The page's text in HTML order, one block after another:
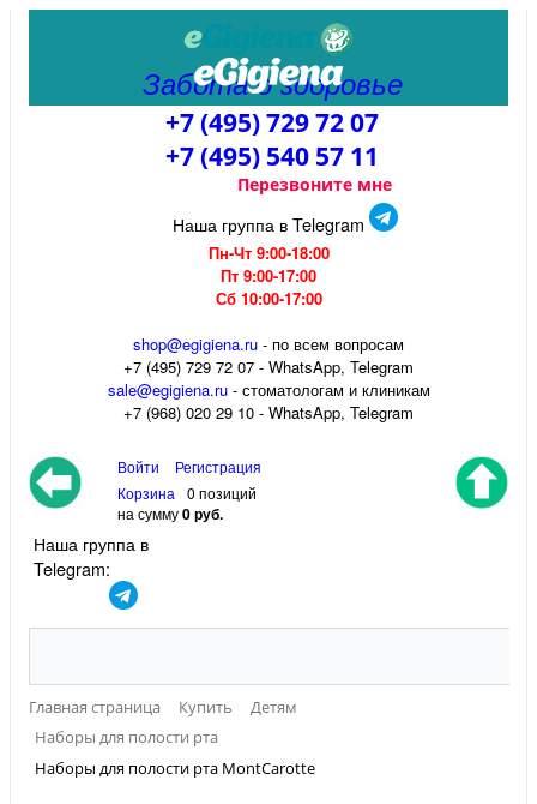
Забота о здоровье
+7 (495) 729 72 07
+7 (495) 540 57 11
Перезвоните мне
Наша группа в Telegram
Пн-Чт 9:00-18:00
Пт 9:00-17:00
Сб 10:00-17:00
shop@egigiena.ru - по всем вопросам
‎+7 (495) 729 72 07 - WhatsApp, Telegram
sale@egigiena.ru- стоматологам и клиникам
+7 (968) 020 29 10 - WhatsApp, Telegram
Войти
Регистрация
Корзина
0 позиций
на сумму0 руб.
Наша группа в
Telegram:
Главная страница Купить
Детям
Наборы для полости рта
Наборы для полости рта MontCarotte